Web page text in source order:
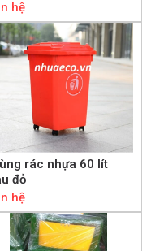
hệ
rác nhựa 60 lít
đỏ
hệ